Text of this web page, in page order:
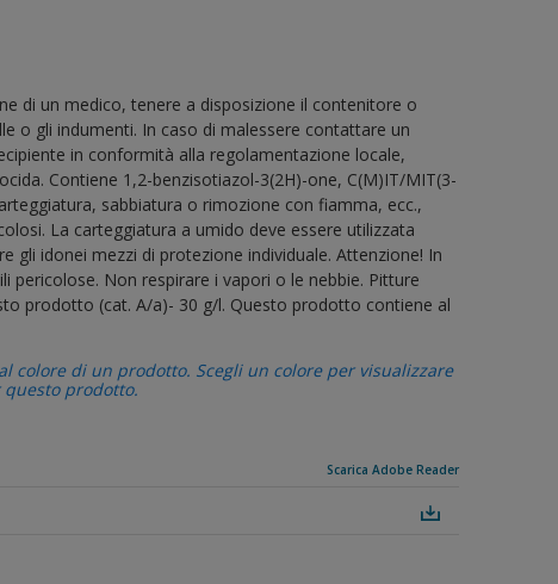
di un medico, tenere a disposizione il contenitore o
o gli indumenti. In caso di malessere contattare un
in conformità alla regolamentazione locale,
Contiene 1,2-benzisotiazol-3(2H)-one, C(M)IT/MIT(3-
sabbiatura o rimozione con fiamma, ecc.,
La carteggiatura a umido deve essere utilizzata
gli idonei mezzi di protezione individuale. Attenzione! In
pericolose. Non respirare i vapori o le nebbie. Pitture
prodotto (cat. A/a)- 30 g/l. Questo prodotto contiene al
colore di un prodotto. Scegli un colore per visualizzare
prodotto.
Scarica Adobe Reader